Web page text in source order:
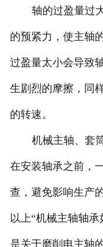
轴的过盈量过
的预紧力，使主轴
过盈量太小会导致
生剧烈的摩擦，同
的转速。
机械主轴、套
在安装轴承之前，
查，避免影响生产
以上“机械主轴轴
是关于磨削电主轴